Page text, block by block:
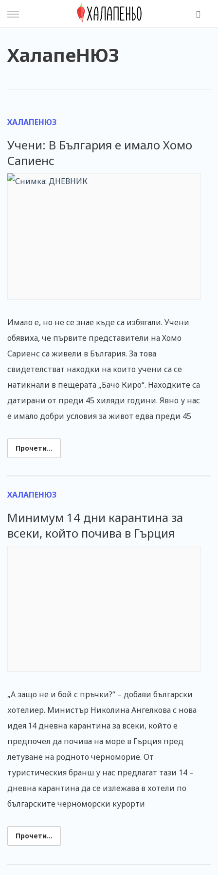
ХалапеНЮЗ
ХАЛАПЕНЮЗ
Учени: В България е имало Хомо
Сапиенс
Имало е, но не се знае къде са избягали. Учени
обявиха, че първите представители на Хомо
Сариенс са живели в България. За това
свидетелстват находки на които учени са се
натикнали в пещерата „Бачо Киро“. Находките са
датирани от преди 45 хиляди години. Явно у нас
е имало добри условия за живот едва преди 45
Прочети...
ХАЛАПЕНЮЗ
Минимум 14 дни карантина за
всеки, който почива в Гърция
„А защо не и бой с пръчки?“ – добави български
хотелиер. Министър Николина Ангелкова с нова
идея.14 дневна карантина за всеки, който е
предпочел да почива на море в Гърция пред
летуване на родното черноморие. От
туристическия бранш у нас предлагат тази 14 –
дневна карантина да се излежава в хотели по
българските черноморски курорти
Прочети...